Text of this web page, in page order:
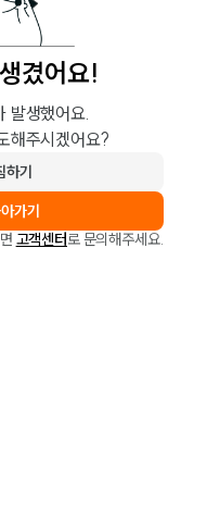
겼어요!
발생했어요.
해주시겠어요?
하기
가기
고객센터로 문의해주세요.